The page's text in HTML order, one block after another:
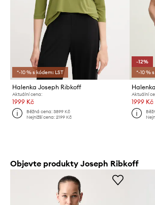
*-10 % s kódem: LST
Halenka Joseph Ribkoff
Aktuální cena:
1999 Kč
Běžná cena:3899 Kč
Nejnižší cena:2199 Kč
-12%
*-10 %
Aktuální
1999 Kč
Objevte produkty Joseph Ribkoff